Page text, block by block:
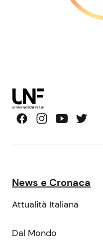
News e Cronaca
Attualità Italiana
Dal Mondo